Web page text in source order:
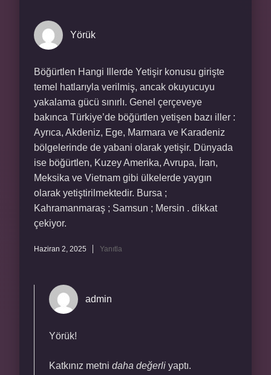
Yörük
Böğürtlen Hangi Illerde Yetişir konusu girişte
temel hatlarıyla verilmiş, ancak okuyucuyu
yakalama gücü sınırlı. Genel çerçeveye
bakınca Türkiye’de böğürtlen yetişen bazı iller :
Ayrıca, Akdeniz, Ege, Marmara ve Karadeniz
bölgelerinde de yabani olarak yetişir. Dünyada
ise böğürtlen, Kuzey Amerika, Avrupa, İran,
Meksika ve Vietnam gibi ülkelerde yaygın
olarak yetiştirilmektedir. Bursa ;
Kahramanmaraş ; Samsun ; Mersin . dikkat
çekiyor.
Haziran 2, 2025 Yanıtla
admin
Yörük!
Katkınız metni daha değerli yaptı.